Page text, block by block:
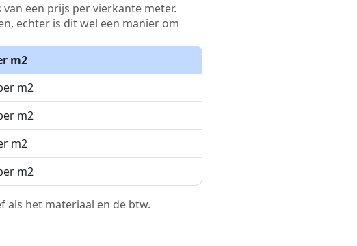
een prijs per vierkante meter.
echter is dit wel een manier om
m2
m2
m2
m2
m2
als het materiaal en de btw.